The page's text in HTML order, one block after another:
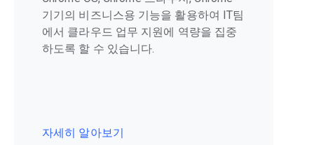
기기의 비즈니스용 기능을 활용하여 IT팀
에서 클라우드 업무 지원에 역량을 집중
하도록 할 수 있습니다.
자세히 알아보기